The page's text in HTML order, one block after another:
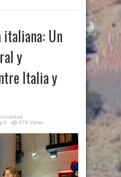
Un
y
Italia y
0 479 Views